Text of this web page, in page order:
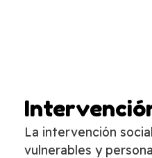
La intervención
vulnerables y